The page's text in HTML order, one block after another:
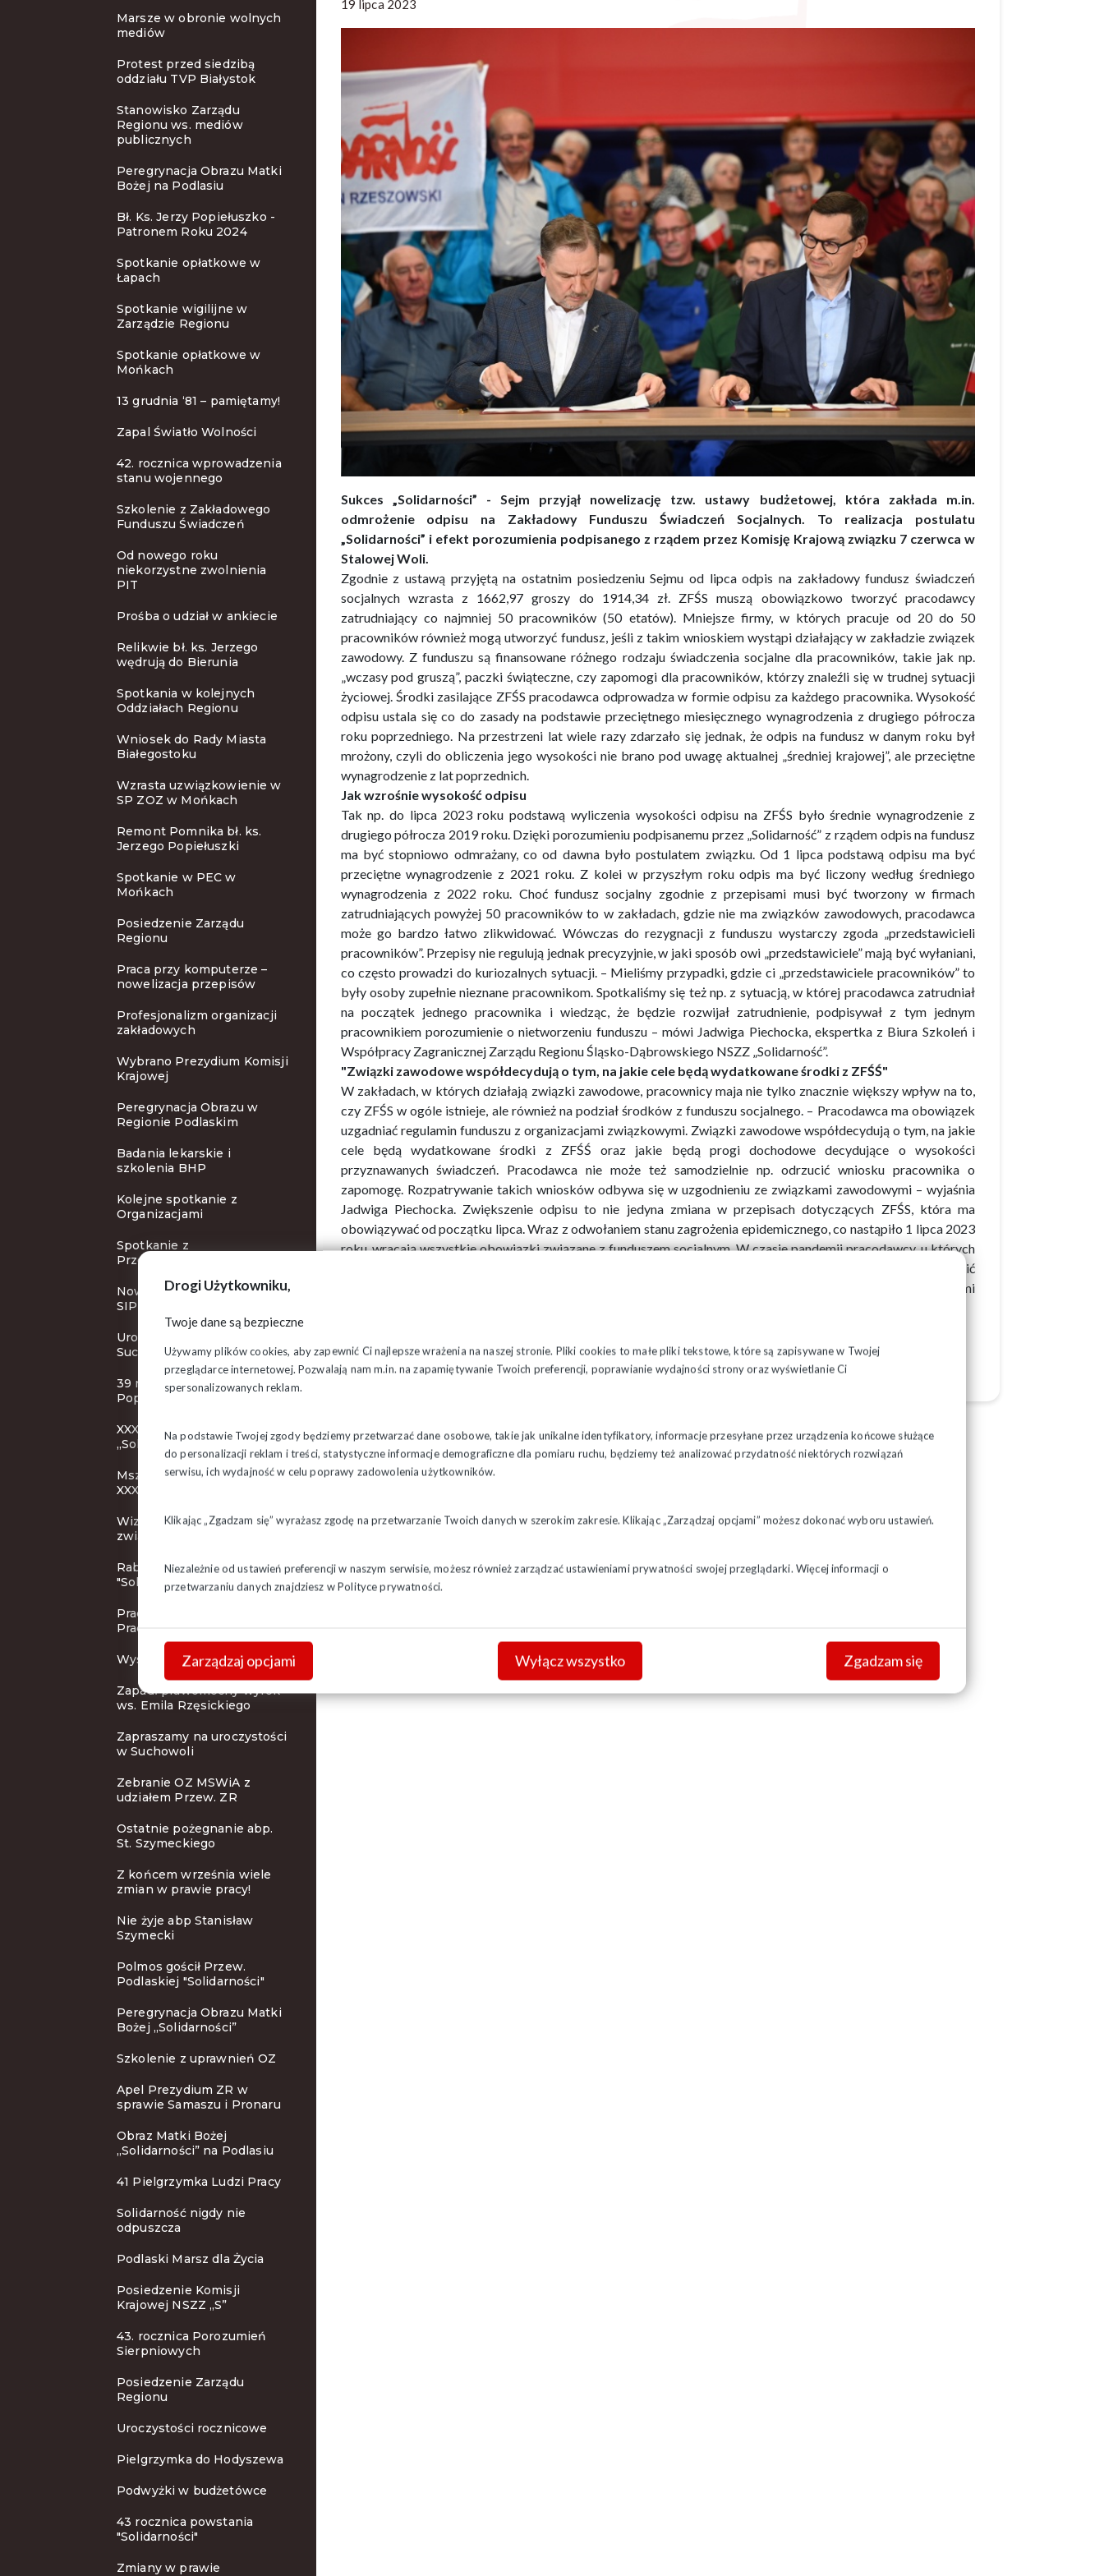
Drogi Użytkowniku,
Twoje dane są bezpieczne
Używamy plików cookies, aby zapewnić Ci najlepsze wrażenia na naszej stronie. Pliki cookies to małe pliki tekstowe, które są zapisywane w Twojej
przeglądarce internetowej. Pozwalają nam m.in. na zapamiętywanie Twoich preferencji, poprawianie wydajności strony oraz wyświetlanie Ci
spersonalizowanych reklam.
Na podstawie Twojej zgody będziemy przetwarzać dane osobowe, takie jak unikalne identyfikatory, informacje przesyłane przez urządzenia końcowe służące
do personalizacji reklam i treści, statystyczne informacje demograficzne dla pomiaru ruchu, będziemy też analizować przydatność niektórych rozwiązań
serwisu, ich wydajność w celu poprawy zadowolenia użytkowników.
Klikając „Zgadzam się” wyrażasz zgodę na przetwarzanie Twoich danych w szerokim zakresie. Klikając „Zarządzaj opcjami” możesz dokonać wyboru ustawień.
Niezależnie od ustawień preferencji w naszym serwisie, możesz również zarządzać ustawieniami prywatności swojej przeglądarki. Więcej informacji o
przetwarzaniu danych znajdziesz wPolityce prywatności.
Zarządzaj opcjami Wyłącz wszystko Zgadzam się
Marsze w obronie wolnych
mediów
Protest przed siedzibą
oddziału TVP Białystok
Stanowisko Zarządu
Regionu ws. mediów
publicznych
Peregrynacja Obrazu Matki
Bożej na Podlasiu
Bł. Ks. Jerzy Popiełuszko -
Patronem Roku 2024
Spotkanie opłatkowe w
Łapach
Spotkanie wigilijne w
Zarządzie Regionu
Spotkanie opłatkowe w
Mońkach
13 grudnia ‘81 – pamiętamy!
Zapal Światło Wolności
42. rocznica wprowadzenia
stanu wojennego
Szkolenie z Zakładowego
Funduszu Świadczeń
Od nowego roku
niekorzystne zwolnienia
PIT
Prośba o udział w ankiecie
Relikwie bł. ks. Jerzego
wędrują do Bierunia
Spotkania w kolejnych
Oddziałach Regionu
Wniosek do Rady Miasta
Białegostoku
Wzrasta uzwiązkowienie w
SP ZOZ w Mońkach
Remont Pomnika bł. ks.
Jerzego Popiełuszki
Spotkanie w PEC w
Mońkach
Posiedzenie Zarządu
Regionu
Praca przy komputerze –
nowelizacja przepisów
Profesjonalizm organizacji
zakładowych
Wybrano Prezydium Komisji
Krajowej
Peregrynacja Obrazu w
Regionie Podlaskim
Badania lekarskie i
szkolenia BHP
Kolejne spotkanie z
Organizacjami
Spotkanie z
Przewodniczącym ZR
Nowy cykl szkoleń Klubu
SIP
Uroczystości rocznicowe w
Suchowoli
39 rocznica śmierci bł. ks.
Popiełuszki
XXXI KZD NSZZ
„Solidarność”
Msza Święta inaugurująca
XXXI KZD
Wizerunek działacza
związkowego
Rabaty dla członków
"Solidarności"
Pracodawca Przyjazny
Pracownikom
Wystawa i koncert
Zapadł prawomocny wyrok
ws. Emila Rzęsickiego
Zapraszamy na uroczystości
w Suchowoli
Zebranie OZ MSWiA z
udziałem Przew. ZR
Ostatnie pożegnanie abp.
St. Szymeckiego
Z końcem września wiele
zmian w prawie pracy!
Nie żyje abp Stanisław
Szymecki
Polmos gościł Przew.
Podlaskiej "Solidarności"
Peregrynacja Obrazu Matki
Bożej „Solidarności”
Szkolenie z uprawnień OZ
Apel Prezydium ZR w
sprawie Samaszu i Pronaru
Obraz Matki Bożej
„Solidarności” na Podlasiu
41 Pielgrzymka Ludzi Pracy
Solidarność nigdy nie
odpuszcza
Podlaski Marsz dla Życia
Posiedzenie Komisji
Krajowej NSZZ „S”
43. rocznica Porozumień
Sierpniowych
Posiedzenie Zarządu
Regionu
Uroczystości rocznicowe
Pielgrzymka do Hodyszewa
Podwyżki w budżetówce
43 rocznica powstania
"Solidarności"
Zmiany w prawie
19 lipca 2023
Sukces „Solidarności” - Sejm przyjął nowelizację tzw. ustawy budżetowej, która zakłada m.in.
odmrożenie odpisu na Zakładowy Funduszu Świadczeń Socjalnych. To realizacja postulatu
„Solidarności” i efekt porozumienia podpisanego z rządem przez Komisję Krajową związku 7 czerwca w
Stalowej Woli.
Zgodnie z ustawą przyjętą na ostatnim posiedzeniu Sejmu od lipca odpis na zakładowy fundusz świadczeń
socjalnych wzrasta z 1662,97 groszy do 1914,34 zł. ZFŚS muszą obowiązkowo tworzyć pracodawcy
zatrudniający co najmniej 50 pracowników (50 etatów). Mniejsze firmy, w których pracuje od 20 do 50
pracowników również mogą utworzyć fundusz, jeśli z takim wnioskiem wystąpi działający w zakładzie związek
zawodowy. Z funduszu są finansowane różnego rodzaju świadczenia socjalne dla pracowników, takie jak np.
„wczasy pod gruszą”, paczki świąteczne, czy zapomogi dla pracowników, którzy znaleźli się w trudnej sytuacji
życiowej. Środki zasilające ZFŚS pracodawca odprowadza w formie odpisu za każdego pracownika. Wysokość
odpisu ustala się co do zasady na podstawie przeciętnego miesięcznego wynagrodzenia z drugiego półrocza
roku poprzedniego. Na przestrzeni lat wiele razy zdarzało się jednak, że odpis na fundusz w danym roku był
mrożony, czyli do obliczenia jego wysokości nie brano pod uwagę aktualnej „średniej krajowej”, ale przeciętne
wynagrodzenie z lat poprzednich.
Jak wzrośnie wysokość odpisu
Tak np. do lipca 2023 roku podstawą wyliczenia wysokości odpisu na ZFŚS było średnie wynagrodzenie z
drugiego półrocza 2019 roku. Dzięki porozumieniu podpisanemu przez „Solidarność” z rządem odpis na fundusz
ma być stopniowo odmrażany, co od dawna było postulatem związku. Od 1 lipca podstawą odpisu ma być
przeciętne wynagrodzenie z 2021 roku. Z kolei w przyszłym roku odpis ma być liczony według średniego
wynagrodzenia z 2022 roku. Choć fundusz socjalny zgodnie z przepisami musi być tworzony w firmach
zatrudniających powyżej 50 pracowników to w zakładach, gdzie nie ma związków zawodowych, pracodawca
może go bardzo łatwo zlikwidować. Wówczas do rezygnacji z funduszu wystarczy zgoda „przedstawicieli
pracowników”. Przepisy nie regulują jednak precyzyjnie, w jaki sposób owi „przedstawiciele” mają być wyłaniani,
co często prowadzi do kuriozalnych sytuacji. – Mieliśmy przypadki, gdzie ci „przedstawiciele pracowników” to
były osoby zupełnie nieznane pracownikom. Spotkaliśmy się też np. z sytuacją, w której pracodawca zatrudniał
na początek jednego pracownika i wiedząc, że będzie rozwijał zatrudnienie, podpisywał z tym jednym
pracownikiem porozumienie o nietworzeniu funduszu – mówi Jadwiga Piechocka, ekspertka z Biura Szkoleń i
Współpracy Zagranicznej Zarządu Regionu Śląsko-Dąbrowskiego NSZZ „Solidarność”.
"Związki zawodowe współdecydują o tym, na jakie cele będą wydatkowane środki z ZFŚŚ"
W zakładach, w których działają związki zawodowe, pracownicy maja nie tylko znacznie większy wpływ na to,
czy ZFŚS w ogóle istnieje, ale również na podział środków z funduszu socjalnego. – Pracodawca ma obowiązek
uzgadniać regulamin funduszu z organizacjami związkowymi. Związki zawodowe współdecydują o tym, na jakie
cele będą wydatkowane środki z ZFŚŚ oraz jakie będą progi dochodowe decydujące o wysokości
przyznawanych świadczeń. Pracodawca nie może też samodzielnie np. odrzucić wniosku pracownika o
zapomogę. Rozpatrywanie takich wniosków odbywa się w uzgodnieniu ze związkami zawodowymi – wyjaśnia
Jadwiga Piechocka. Zwiększenie odpisu to nie jedyna zmiana w przepisach dotyczących ZFŚS, która ma
obowiązywać od początku lipca. Wraz z odwołaniem stanu zagrożenia epidemicznego, co nastąpiło 1 lipca 2023
roku, wracają wszystkie obowiązki związane z funduszem socjalnym. W czasie pandemii pracodawcy, u których
wystąpił spadek obrotów gospodarczych lub istotny wzrost obciążenia funduszu wynagrodzeń, mogli zawiesić
obowiązki związane z ZFŚS samodzielnie, bądź na podstawie porozumienia zawartego z reprezentatywnymi
Źródło: NSZZ "S" Region Śląsko-Dąbrowski